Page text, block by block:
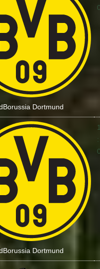
Borussia Dortmund
Borussia Dortmund
: